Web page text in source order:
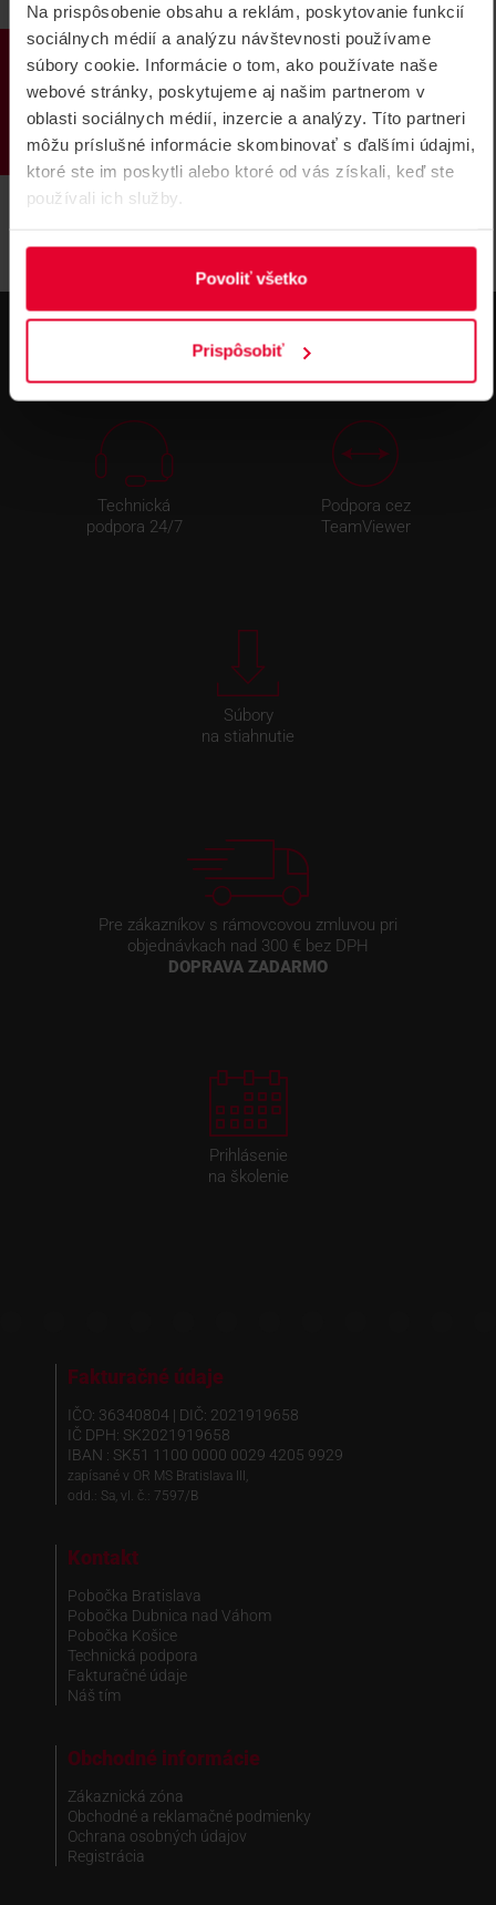
Na prispôsobenie obsahu a reklám, poskytovanie funkcií
sociálnych médií a analýzu návštevnosti používame
súbory cookie. Informácie o tom, ako používate naše
webové stránky, poskytujeme aj našim partnerom v
oblasti sociálnych médií, inzercie a analýzy. Títo partneri
môžu príslušné informácie skombinovať s ďalšími údajmi,
ktoré ste im poskytli alebo ktoré od vás získali, keď ste
používali ich služby.
Povoliť všetko
Prispôsobiť
PRODUKTY
BOSCH FPA-1200-C-SK Typ "C"
Ústredňa
Typ "C" Ústredňa FPA-1200 slovenský farebná verzia,
kompletný kit, osadený modulom BCM-0000-B a LSN
0300
Tento produkt už nie je v ponuke.
Technická
podpora 24/7
Podpora cez
TeamViewer
Súbory
na stiahnutie
Pre zákazníkov s rámovcovou zmluvou pri
objednávkach nad 300 € bez DPH
DOPRAVA ZADARMO
Prihlásenie
na školenie
Fakturačné údaje
IČO: 36340804 | DIČ: 2021919658
IČ DPH: SK2021919658
IBAN : SK51 1100 0000 0029 4205 9929
zapísané v OR MS Bratislava III,
odd.: Sa, vl. č.: 7597/B
Kontakt
Pobočka Bratislava
Pobočka Dubnica nad Váhom
Pobočka Košice
Technická podpora
Fakturačné údaje
Náš tím
Obchodné informácie
Zákaznická zóna
Obchodné a reklamačné podmienky
Ochrana osobných údajov
Registrácia